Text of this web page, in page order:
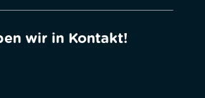
wir in Kontakt!